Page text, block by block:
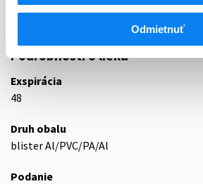
Odmietnuť
N05AE04
Ziprazidón
Podrobnosti o lieku
Exspirácia
48
Druh obalu
blister Al/PVC/PA/Al
Podanie